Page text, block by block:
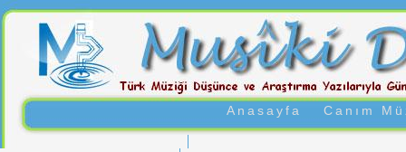
Anasayfa Canım